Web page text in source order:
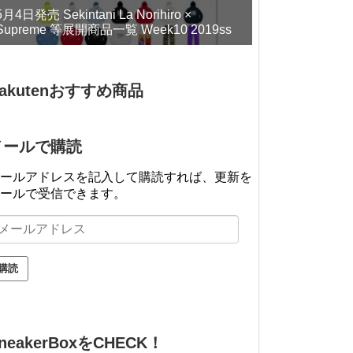
月4日発売 Sekintani La Norihiro ×
等展開商品一覧 Week10 2019ss
おすすめ商品
ールで購読
ールアドレスを記入して購読すれば、更新を
ールで受信できます。
をCHECK！